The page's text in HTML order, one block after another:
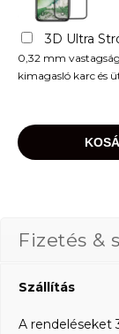
3D Ultra
0,32 mm
kimagasló karc és
Fizetés &
Szállítás
A rendeléseket